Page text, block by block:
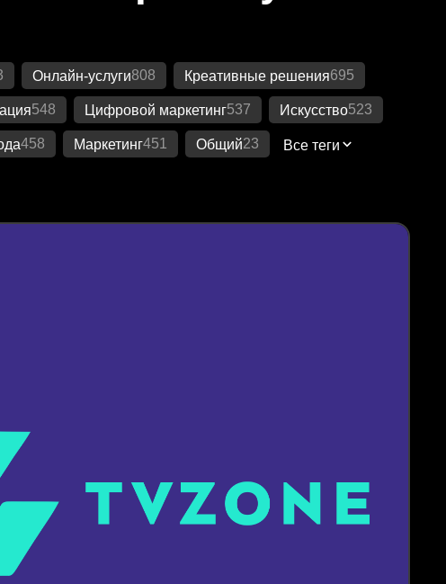
Онлайн-услуги808 Креативные решения695
548 Цифровой маркетинг537 Искусство523
458 Маркетинг451 Общий23 Все теги